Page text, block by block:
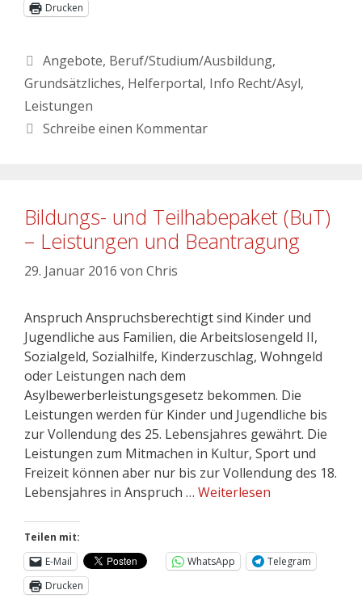
Drucken
Angebote, Beruf/Studium/Ausbildung,
Grundsätzliches, Helferportal, Info Recht/Asyl,
Leistungen
Schreibe einen Kommentar
Bildungs- und Teilhabepaket (BuT)
– Leistungen und Beantragung
29. Januar 2016 von Chris
Anspruch Anspruchsberechtigt sind Kinder und
Jugendliche aus Familien, die Arbeitslosengeld II,
Sozialgeld, Sozialhilfe, Kinderzuschlag, Wohngeld
oder Leistungen nach dem
Asylbewerberleistungsgesetz bekommen. Die
Leistungen werden für Kinder und Jugendliche bis
zur Vollendung des 25. Lebensjahres gewährt. Die
Leistungen zum Mitmachen in Kultur, Sport und
Freizeit können aber nur bis zur Vollendung des 18.
Lebensjahres in Anspruch … Weiterlesen
Teilen mit:
E-Mail
WhatsApp
Telegram
Drucken